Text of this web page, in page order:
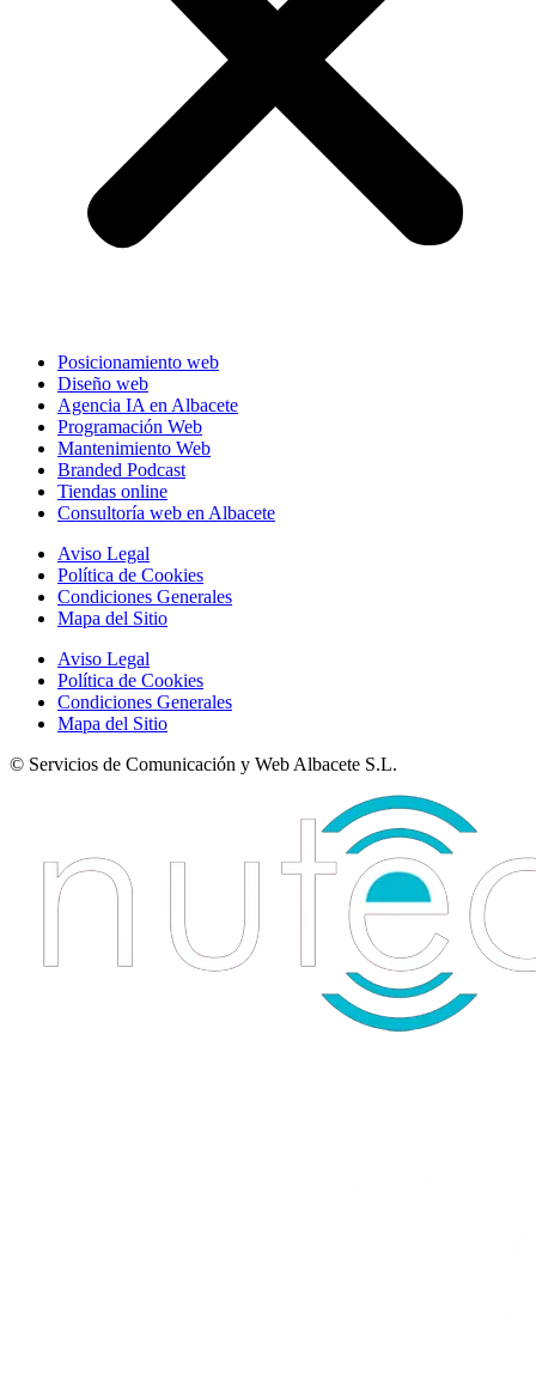
Posicionamiento web
Diseño web
Agencia IA en Albacete
Programación Web
Mantenimiento Web
Branded Podcast
Tiendas online
Consultoría web en Albacete
Aviso Legal
Política de Cookies
Condiciones Generales
Mapa del Sitio
Aviso Legal
Política de Cookies
Condiciones Generales
Mapa del Sitio
© Servicios de Comunicación y Web Albacete S.L.